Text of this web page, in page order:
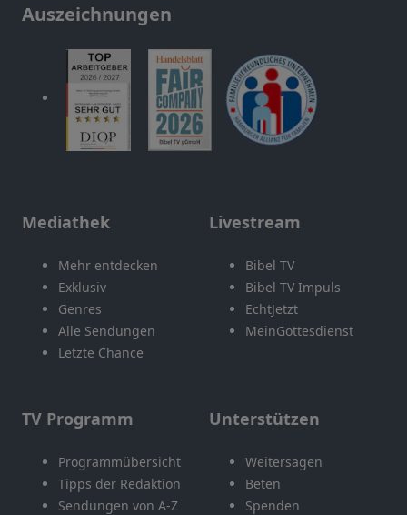
Auszeichnungen
Mediathek
Mehr entdecken
Exklusiv
Genres
Alle Sendungen
Letzte Chance
Livestream
Bibel TV
Bibel TV Impuls
EchtJetzt
MeinGottesdienst
TV Programm
Programmübersicht
Tipps der Redaktion
Sendungen von A-Z
Unterstützen
Weitersagen
Beten
Spenden